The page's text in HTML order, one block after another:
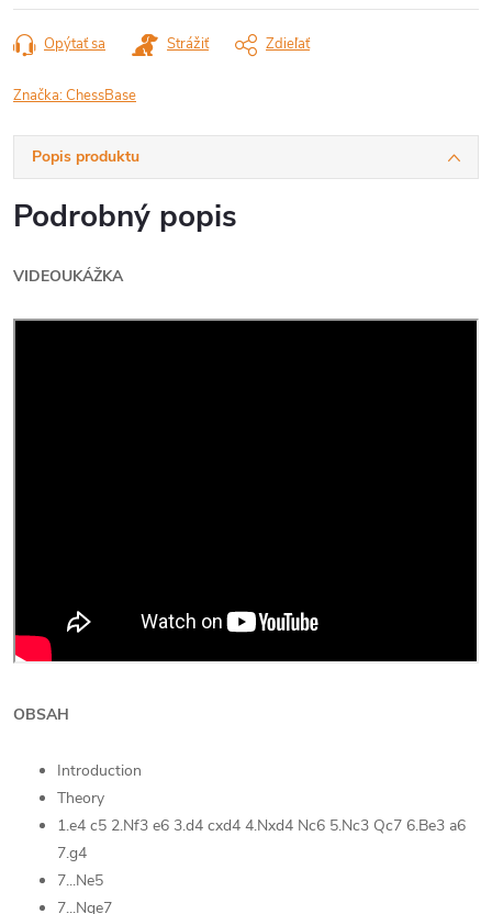
Opýtať sa Strážiť Zdieľať
Značka:ChessBase
Popis produktu
Podrobný popis
VIDEOUKÁŽKA
OBSAH
Introduction
Theory
1.e4 c5 2.Nf3 e6 3.d4 cxd4 4.Nxd4 Nc6 5.Nc3 Qc7 6.Be3 a6
7.g4
7...Ne5
7...Nge7